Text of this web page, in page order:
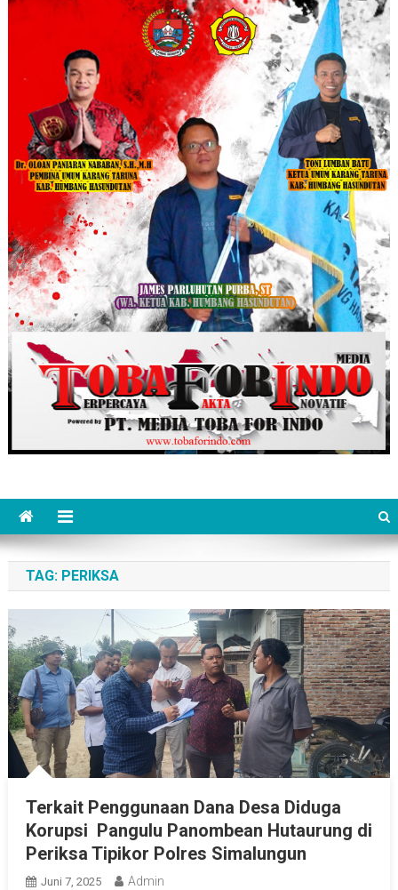
TAG: PERIKSA
Terkait Penggunaan Dana Desa Diduga
Korupsi Pangulu Panombean Hutaurung di
Periksa Tipikor Polres Simalungun
Juni 7, 2025 Admin